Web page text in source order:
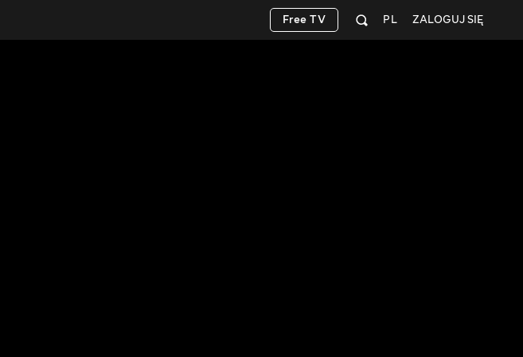
ZALOGUJ SIĘ
PL
Free TV